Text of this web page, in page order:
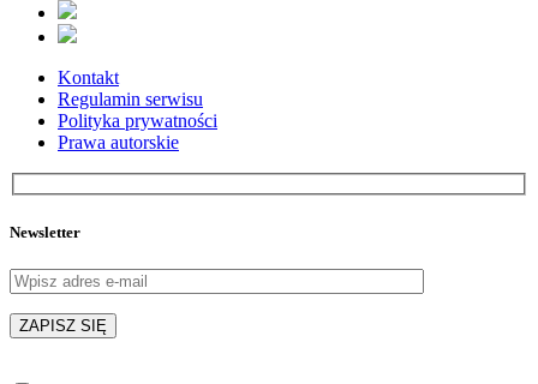
Kontakt
Regulamin serwisu
Polityka prywatności
Prawa autorskie
Newsletter